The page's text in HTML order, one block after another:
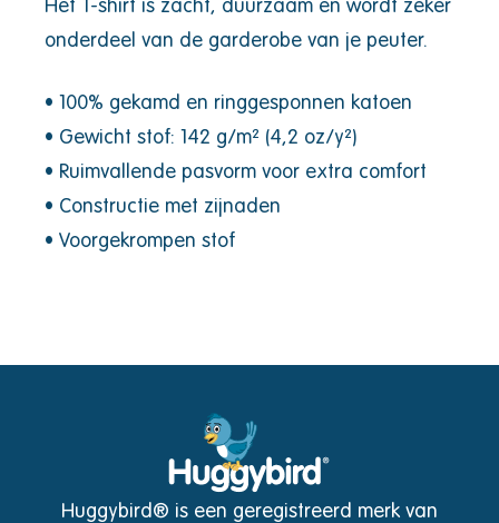
Het T-shirt is zacht, duurzaam en wordt zeker
onderdeel van de garderobe van je peuter.
• 100% gekamd en ringgesponnen katoen
• Gewicht stof: 142 g/m² (4,2 oz/y²)
• Ruimvallende pasvorm voor extra comfort
• Constructie met zijnaden
• Voorgekrompen stof
Huggybird® is een geregistreerd merk van